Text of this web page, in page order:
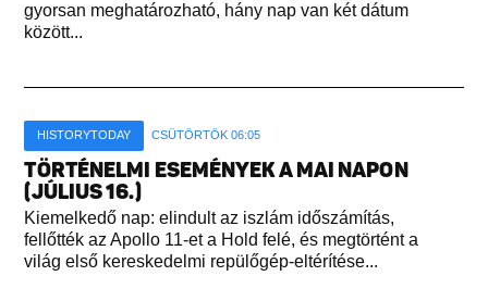
gyorsan meghatározható, hány nap van két dátum
között...
HISTORYTODAY CSÜTÖRTÖK 06:05
TÖRTÉNELMI ESEMÉNYEK A MAI NAPON
(JÚLIUS 16.)
Kiemelkedő nap: elindult az iszlám időszámítás,
fellőtték az Apollo 11-et a Hold felé, és megtörtént a
világ első kereskedelmi repülőgép-eltérítése...